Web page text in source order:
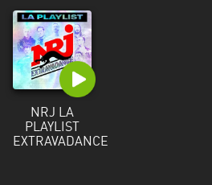
NRJ LA
PLAYLIST
EXTRAVADANCE